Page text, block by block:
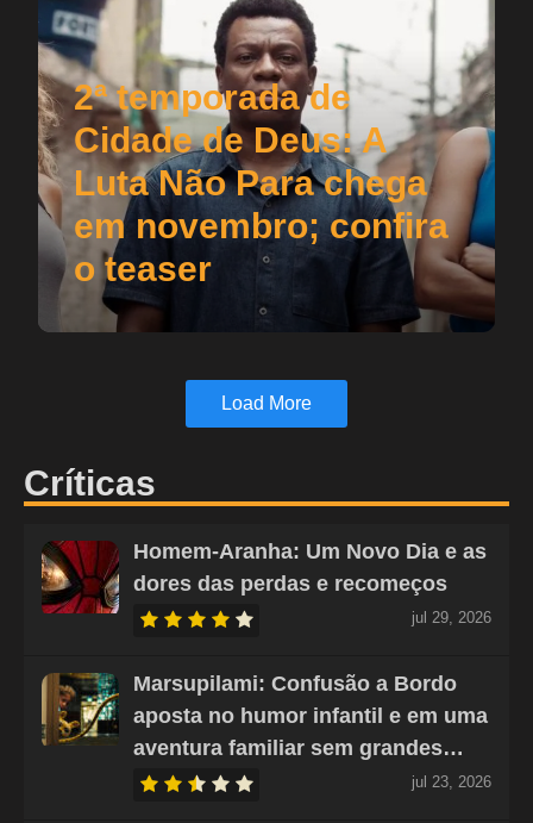
2ª temporada de
Cidade de Deus: A
Luta Não Para chega
em novembro; confira
o teaser
Load More
Críticas
Homem-Aranha: Um Novo Dia e as
dores das perdas e recomeços
jul 29, 2026
Marsupilami: Confusão a Bordo
aposta no humor infantil e em uma
aventura familiar sem grandes…
jul 23, 2026